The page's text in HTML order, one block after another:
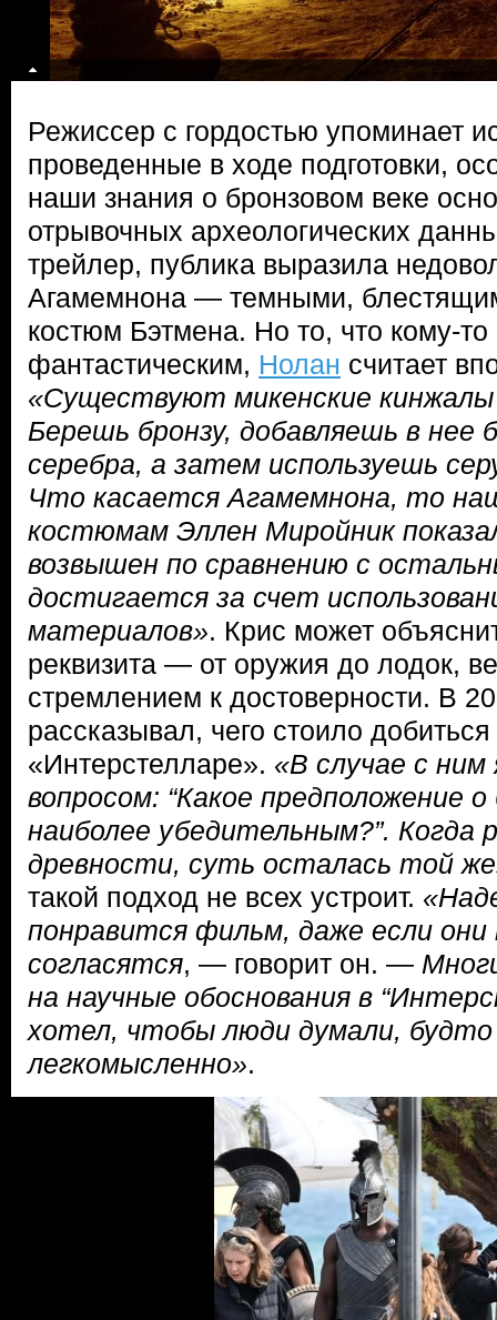
Режиссер с гордостью упоминает
проведенные в ходе подготовки,
наши знания о бронзовом веке
отрывочных археологических
трейлер, публика выразила
Агамемнона — темными,
костюм Бэтмена. Но то, что кому-то
фантастическим, Нолан считает
«Существуют микенские кинжалы
Берешь бронзу, добавляешь в нее
серебра, а затем используешь
Что касается Агамемнона, то
костюмам Эллен Миройник
возвышен по сравнению с
достигается за счет
материалов». Крис может
реквизита — от оружия до лодок,
стремлением к достоверности. В
рассказывал, чего стоило
«Интерстелларе». «В случае с ним
вопросом: “Какое предположение
наиболее убедительным?”. Когда
древности, суть осталась той
такой подход не всех устроит.
понравится фильм, даже если они
согласятся, — говорит он. —
на научные обоснования в
хотел, чтобы люди думали,
легкомысленно».